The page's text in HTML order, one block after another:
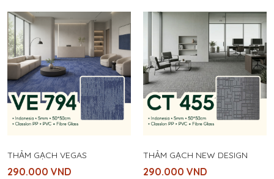
THẢM GẠCH VEGAS
290.000 VND
THẢM GẠCH NEW DESIGN
290.000 VND